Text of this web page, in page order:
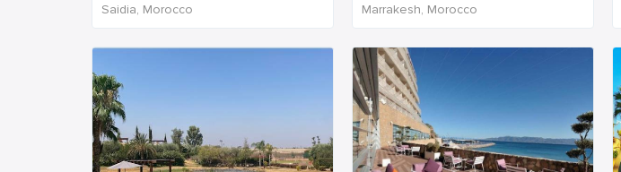
Saidia, Morocco
Marrakesh, Morocco